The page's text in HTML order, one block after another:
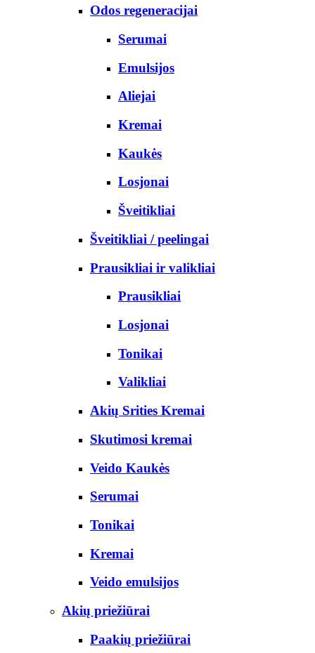
Odos regeneracijai
Serumai
Emulsijos
Aliejai
Kremai
Kaukės
Losjonai
Šveitikliai
Šveitikliai / peelingai
Prausikliai ir valikliai
Prausikliai
Losjonai
Tonikai
Valikliai
Akių Srities Kremai
Skutimosi kremai
Veido Kaukės
Serumai
Tonikai
Kremai
Veido emulsijos
Akių priežiūrai
Paakių priežiūrai